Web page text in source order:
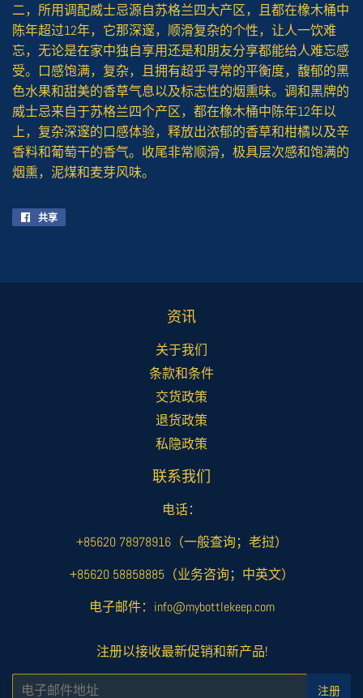
二，所用调配威士忌源自苏格兰四大产区，且都在橡木桶中
陈年超过12年，它那深邃，顺滑复杂的个性，让人一饮难
忘，无论是在家中独自享用还是和朋友分享都能给人难忘感
受。口感饱满，复杂，且拥有超乎寻常的平衡度，馥郁的黑
色水果和甜美的香草气息以及标志性的烟熏味。调和黑牌的
威士忌来自于苏格兰四个产区，都在橡木桶中陈年12年以
上，复杂深邃的口感体验，释放出浓郁的香草和柑橘以及辛
香料和葡萄干的香气。收尾非常顺滑，极具层次感和饱满的
烟熏，泥煤和麦芽风味。
共享
资讯
关于我们
条款和条件
交货政策
退货政策
私隐政策
联系我们
电话：
+85620 78978916（一般查询；老挝）
+85620 58858885（业务咨询；中英文）
电子邮件：info@mybottlekeep.com
注册以接收最新促销和新产品!
电
注册